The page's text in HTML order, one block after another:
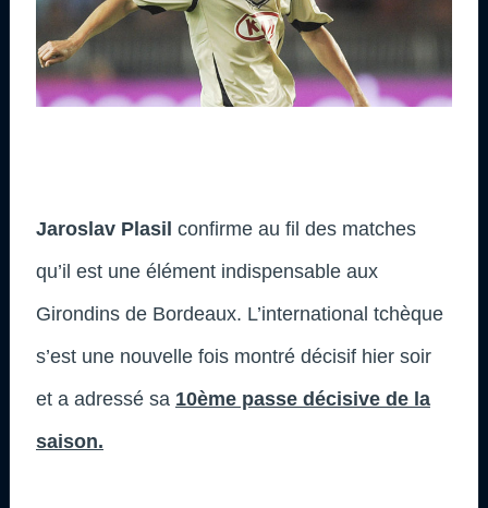
Jaroslav Plasil confirme au fil des matches
qu’il est une élément indispensable aux
Girondins de Bordeaux. L’international tchèque
s’est une nouvelle fois montré décisif hier soir
et a adressé sa 10ème passe décisive de la
saison.